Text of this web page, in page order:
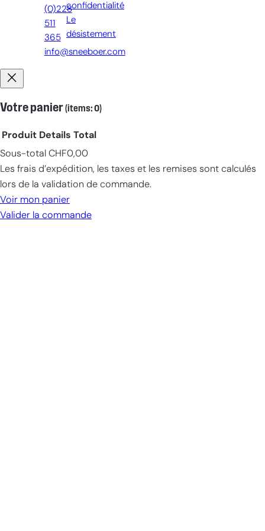
(0)228
511
365
info@sneeboer.com
confidentialité
Le
désistement
Votre panier(items: 0)
Products
in
cart
Produit Details Total
Sous-total CHF0,00
Les frais d’expédition, les taxes et les remises sont calculés
lors de la validation de commande.
Voir mon panier
Valider la commande